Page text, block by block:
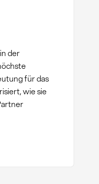
der
für das
wie sie